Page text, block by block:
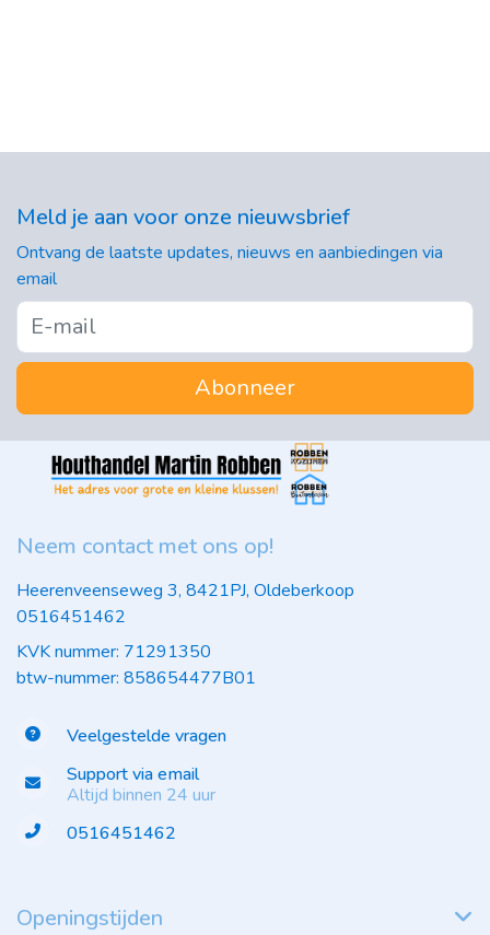
Meld je aan voor onze nieuwsbrief
Ontvang de laatste updates, nieuws en aanbiedingen via
email
Abonneer
Neem contact met ons op!
Heerenveenseweg 3, 8421PJ, Oldeberkoop
0516451462
KVK nummer: 71291350
btw-nummer: 858654477B01
Veelgestelde vragen
Support via email
Altijd binnen 24 uur
0516451462
Openingstijden